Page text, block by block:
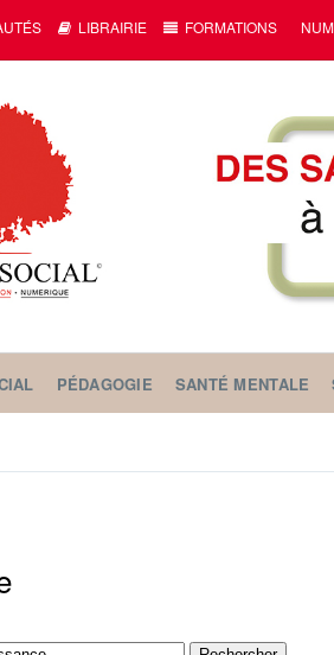
LIBRAIRIE FORMATIONS
PÉDAGOGIE SANTÉ MENTALE